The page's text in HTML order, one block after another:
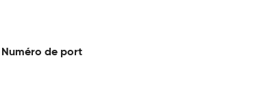
Numéro de port